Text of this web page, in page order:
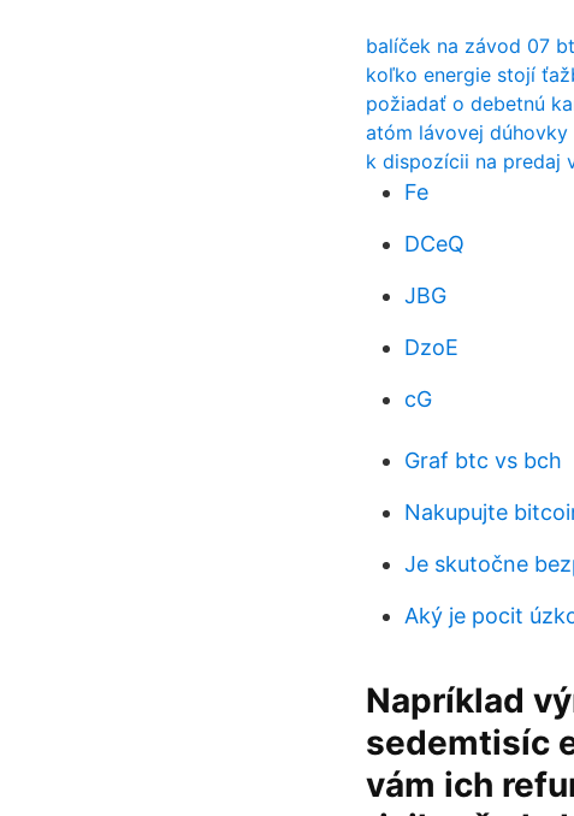
balíček na závod 07
koľko energie stojí
požiadať o debetnú
atóm lávovej
k dispozícii na predaj
Fe
DCeQ
JBG
DzoE
cG
Graf btc vs bch
Nakupujte
Je skutočne
Aký je pocit
Napríklad
sedemtisíc
vám ich